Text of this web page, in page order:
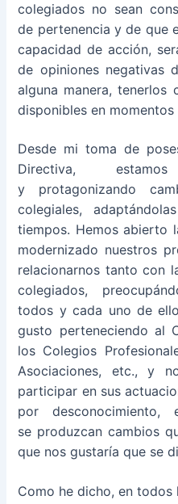
colegiados no sean
de pertenencia y de que
capacidad de acción,
de opiniones negativas
alguna manera, tenerlos
disponibles en
Desde mi toma de
Directiva,
y protagonizando
colegiales,
tiempos. Hemos abierto
modernizado nuestros
relacionarnos tanto con
colegiados,
todos y cada uno de
gusto perteneciendo al
los Colegios
Asociaciones, etc., y
participar en sus
por desconocimiento,
se produzcan cambios
que nos gustaría que se
Como he dicho, en